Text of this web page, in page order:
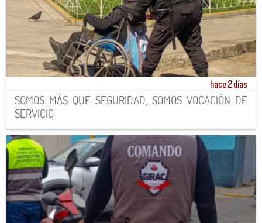
hace 2 días
SOMOS MÁS QUE SEGURIDAD, SOMOS VOCACIÓN DE
SERVICIO